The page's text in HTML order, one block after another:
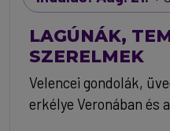
LAGÚNÁK,
SZERELMEK
Velencei gondolák,
erkélye Veronában és